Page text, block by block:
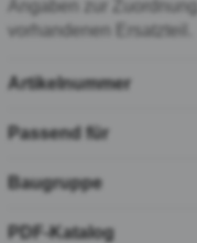
Angaben zur
vorhandenen Ersatzteil.
Artikelnummer
Passend für
Baugruppe
PDF-Katalog